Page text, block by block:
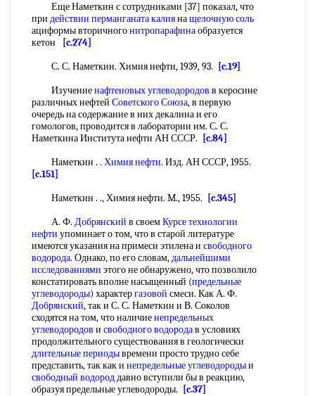
Еще Наметкин с сотрудниками [37] показал, что
при действии перманганата калиянащелочную соль
ациформы вторичногонитропарафинаобразуется
кетон
[c.274]
С. С. Наметкин. Химия нефти, 1939, 93.
[c.19]
Изучениенафтеновых углеводородов в керосине
различных нефтей Советского Союза, в первую
очередь на содержание в них декалина и его
гомологов, проводится в лаборатории им. С. С.
Наметкина Института нефти АН СССР.
[c.84]
Наметкин . . Химия нефти. Изд. АН СССР, 1955.
[c.151]
Наметкин . ., Химия нефти. M., 1955.
[c.345]
А. Ф. Добрянский в своемКурсе технологии
нефти упоминает о том, что в старой литературе
имеются указания на примеси этилена и свободного
водорода. Однако, по его словам,дальнейшими
исследованиями этого не обнаружено, что позволило
констатировать вполне насыщенный (предельные
углеводороды) характергазовой смеси. Как А. Ф.
Добрянский, так и С. С. Наметкин и В. Соколов
сходятся на том, что наличиенепредельных
углеводородов и свободного водородав условиях
продолжительного существования в геологически
длительные периодывремени просто трудно себе
представить, так как и непредельные углеводородыи
свободный водороддавно вступили бы в реакцию,
образуя предельные углеводороды.
[c.37]